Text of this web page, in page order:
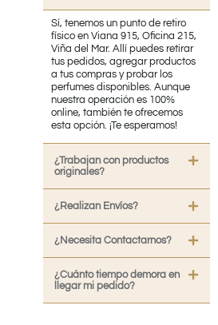
Sí, tenemos un punto de retiro
físico en Viana 915, Oficina 215,
Viña del Mar. Allí puedes retirar
tus pedidos, agregar productos
a tus compras y probar los
perfumes disponibles. Aunque
nuestra operación es 100%
online, también te ofrecemos
esta opción. ¡Te esperamos!
¿Trabajan con productos
originales?
¿Realizan Envíos?
¿Necesita Contactarnos?
¿Cuánto tiempo demora en
llegar mi pedido?